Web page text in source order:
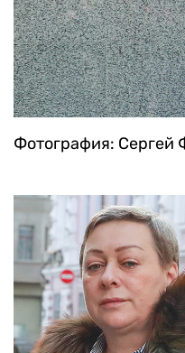
Фотография: Сергей